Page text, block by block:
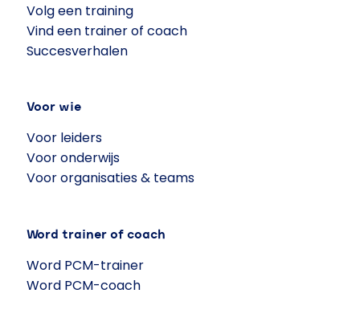
Volg een training
Vind een trainer of coach
Succesverhalen
Voor wie
Voor leiders
Voor onderwijs
Voor organisaties & teams
Word trainer of coach
Word PCM-trainer
Word PCM-coach